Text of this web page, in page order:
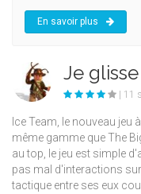
En savoir plus
Je
| 11
Ice Team, le nouveau jeu
même gamme que The
au top, le jeu est simple
pas mal d'interactions
tactique entre ses eux